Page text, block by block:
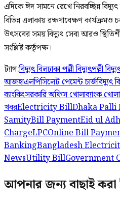
এদিকে ঈদ সামনে রেখে নিরবচ্ছিন্ন
বিভিন্ন এলাকায় রক্ষণাবেক্ষণ
উৎসবের সময় বিদ্যুৎ সেবা আরও
সংশ্লিষ্ট কর্তৃপক্ষ।
ট্যাগ:বিদ্যুৎ বিলঢাকা পল্লী বিদ্যুৎপল্লী
আজহাএলপিসিলেট পেমেন্ট চার্জবিদ্যুৎ
ব্যাংকিংসরকারি অফিস খোলাব্যাংক খোলা
খবরElectricity BillDhaka Palli
SamityBill PaymentEid ul
ChargeLPCOnline Bill
BankingBangladesh
NewsUtility BillGovernment
আপনার জন্য বাছাই